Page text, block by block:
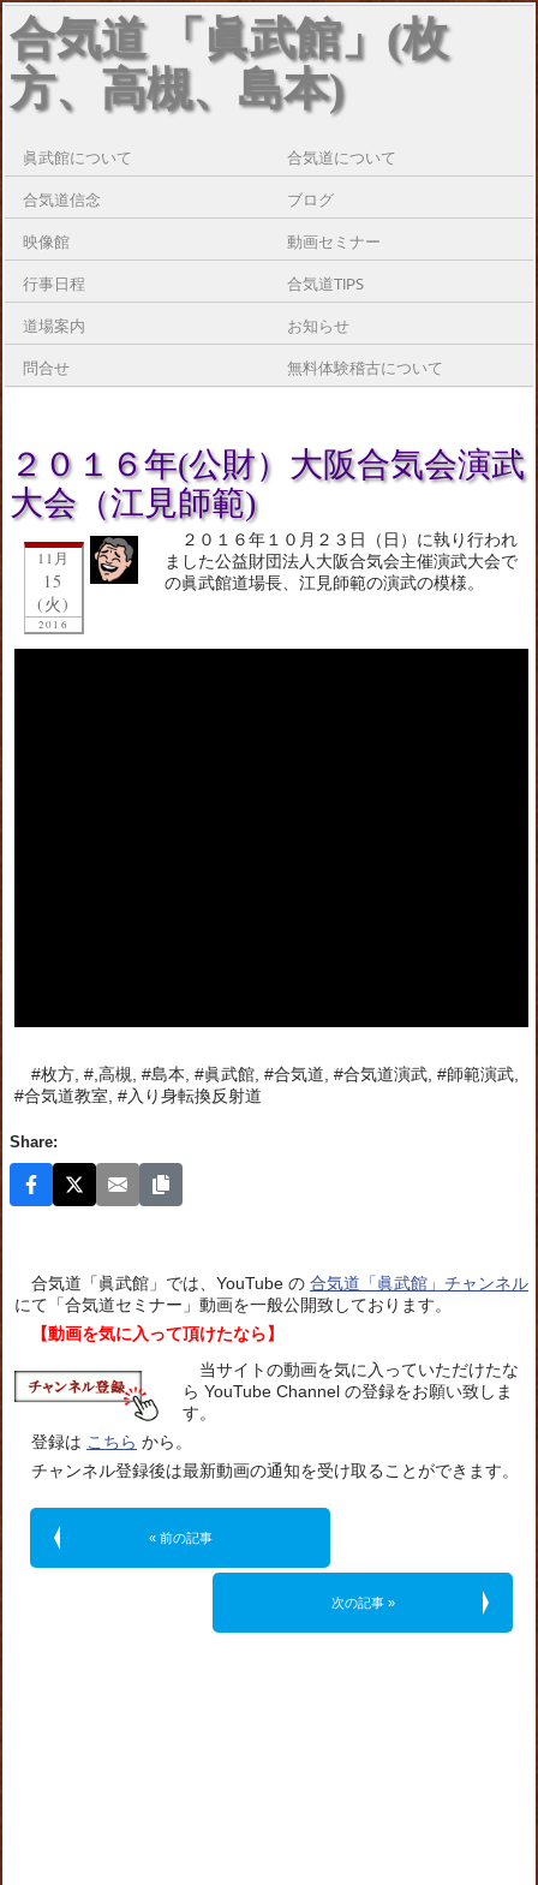
合気道 「眞武館」(枚
方、高槻、島本)
眞武館について 合気道について
合気道信念 ブログ
映像館 動画セミナー
行事日程 合気道TIPS
道場案内 お知らせ
問合せ 無料体験稽古について
２０１６年(公財）大阪合気会演武
大会（江見師範)
11月
15
(火)
2016
２０１６年１０月２３日（日）に執り行われ
ました公益財団法人大阪合気会主催演武大会で
の眞武館道場長、江見師範の演武の模様。
#枚方, #,高槻, #島本, #眞武館, #合気道, #合気道演武, #師範演武,
#合気道教室, #入り身転換反射道
Share:
合気道「眞武館」では、YouTube の 合気道「眞武館」チャンネル
にて「合気道セミナー」動画を一般公開致しております。
【動画を気に入って頂けたなら】
当サイトの動画を気に入っていただけたな
ら YouTube Channel の登録をお願い致しま
す。
登録は こちら から。
チャンネル登録後は最新動画の通知を受け取ることができます。
« 前の記事
次の記事 »